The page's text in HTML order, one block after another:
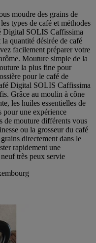
moudre des grains de
types de café et méthodes
Digital SOLIS Caffissima
quantité désirée de café
facilement préparer votre
Mouture simple de la
la plus fine pour
pour le café de
Digital SOLIS Caffissima
Grâce au moulin à cône
les huiles essentielles de
pour une expérience
de mouture différents vous
ou la grosseur du café
directement dans le
rapidement une
très peux servie